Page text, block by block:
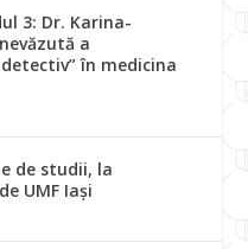
3: Dr. Karina-
a
în medicina
de studii, la
UMF Iași